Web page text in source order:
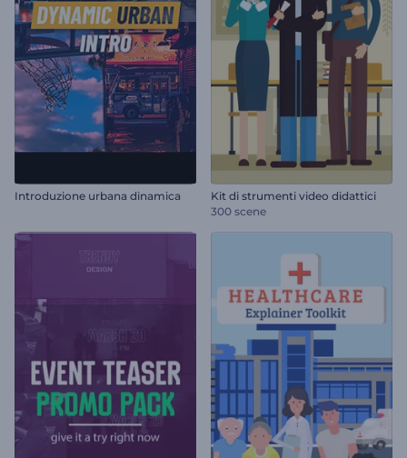
Introduzione urbana dinamica
Kit di strumenti video didattici
300 scene